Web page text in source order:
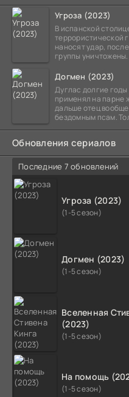
Угроза (2023)
В испанской
террористической
наносят удар,
группы
Догмен (2023)
Дуглас долгие
применял на парне
дальше отец
бездомным псам.
Обновления сериалов
Последние 7 обновлений
Угроза (2023)
(1-5 сезон)
Догмен (2023)
(1-5 сезон)
Вселенная
(2023)
(1-5 сезон)
На помощь
(1-5 сезон)